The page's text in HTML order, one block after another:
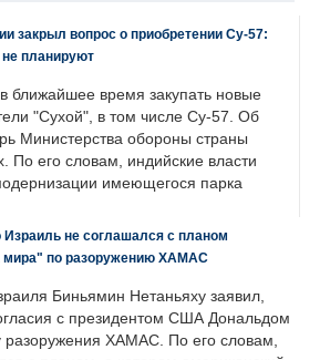
закрыл вопрос о приобретении Су-57:
не планируют
ближайшее время закупать новые
"Сухой", в том числе Су-57. Об
Министерства обороны страны
По его словам, индийские власти
имеющегося парка
Израиль не соглашался с планом
мира" по разоружению ХАМАС
Биньямин Нетаньяху заявил,
с президентом США Дональдом
разоружения ХАМАС. По его словам,